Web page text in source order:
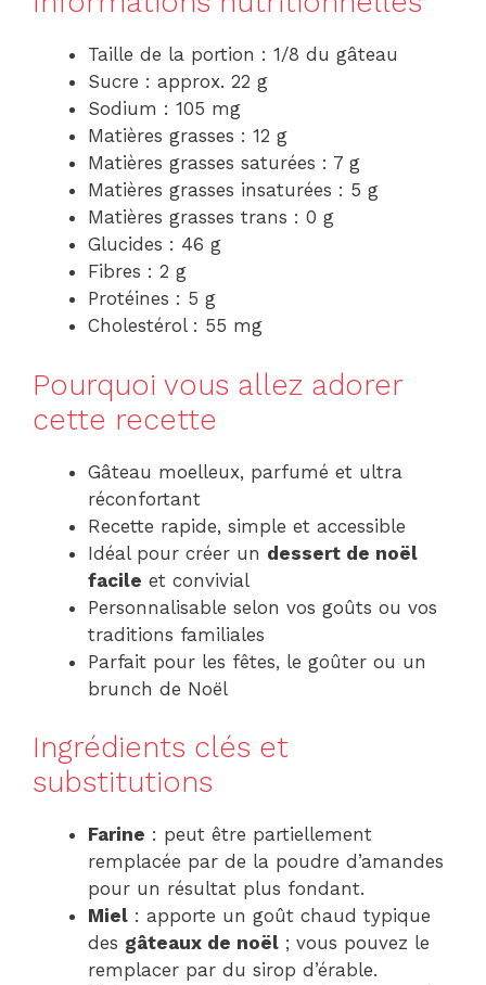
Taille de la portion : 1/8 du gâteau
Sucre : approx. 22 g
Sodium : 105 mg
Matières grasses : 12 g
Matières grasses saturées : 7 g
Matières grasses insaturées : 5 g
Matières grasses trans : 0 g
Glucides : 46 g
Fibres : 2 g
Protéines : 5 g
Cholestérol : 55 mg
Pourquoi vous allez adorer
cette recette
Gâteau moelleux, parfumé et ultra
réconfortant
Recette rapide, simple et accessible
Idéal pour créer un dessert de noël
facile et convivial
Personnalisable selon vos goûts ou vos
traditions familiales
Parfait pour les fêtes, le goûter ou un
brunch de Noël
Ingrédients clés et
substitutions
Farine : peut être partiellement
remplacée par de la poudre d’amandes
pour un résultat plus fondant.
Miel : apporte un goût chaud typique
des gâteaux de noël ; vous pouvez le
remplacer par du sirop d’érable.